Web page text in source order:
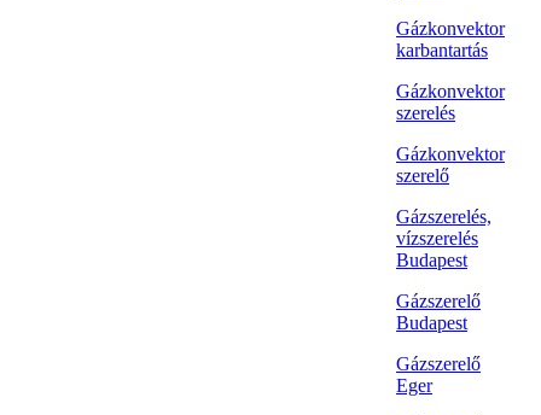
Gázkonvektor
karbantartás
Gázkonvektor
szerelés
Gázkonvektor
szerelő
Gázszerelés,
vízszerelés
Budapest
Gázszerelő
Budapest
Gázszerelő
Eger